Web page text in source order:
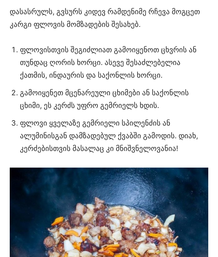
დასასრულს, გვსურს კიდევ რამდენიმე რჩევა მოგცეთ
კარგი ფლოვის მომზადების შესახებ.
ფლოვისთვის შეგიძლიათ გამოიყენოთ ცხვრის ან
თუნდაც ღორის ხორცი. ასევე შესაძლებელია
ქათმის, ინდაურის და საქონლის ხორცი.
გამოიყენეთ მცენარეული ცხიმები ან საქონლის
ცხიმი, ეს კერძს უფრო გემრიელს ხდის.
ფლოვი ყველაზე გემრიელი სპილენძის ან
ალუმინისგან დამზადებულ ქვაბში გამოდის. დიახ,
კერძებისთვის მასალაც კი მნიშვნელოვანია!